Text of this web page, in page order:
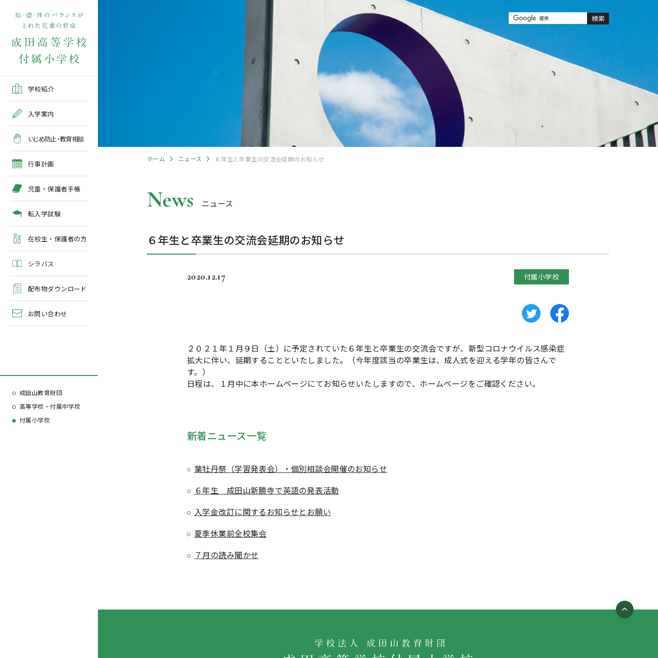
学校紹介
教育課程
年間行事
施設紹介
アクセスマップ
よくある質問
入学案内
募集要項
出願方法
入学検査
入学検査関係行事等の呼
びかけ
学校案内・資料請求
いじめ防止・教育相談
行事計画
５月の行事予定
６月の行事予定
７月・８月の行事予定
児童・保護者手帳
転入学試験
在校生・保護者の方
緊急時・警報発令時の対
処について
臨時休校等の特別措置に
シラバス
配布物ダウンロード
お問い合わせ
成田山教育財団
高等学校・付属中学校
付属小学校
ホーム ニュース ６年生と卒業生の交流会延期のお知らせ
News ニュース
６年生と卒業生の交流会延期のお知らせ
2020.12.17 付属小学校
２０２１年１月９日（土）に予定されていた６年生と卒業生の交流会ですが、新型コロナウイルス感染症
拡大に伴い、延期することといたしました。（今年度該当の卒業生は、成人式を迎える学年の皆さんで
す。）
日程は、１月中に本ホームページにてお知らせいたしますので、ホームページをご確認ください。
新着ニュース一覧
葉牡丹祭（学習発表会）・個別相談会開催のお知らせ
６年生 成田山新勝寺で英語の発表活動
入学金改訂に関するお知らせとお願い
夏季休業前全校集会
７月の読み聞かせ